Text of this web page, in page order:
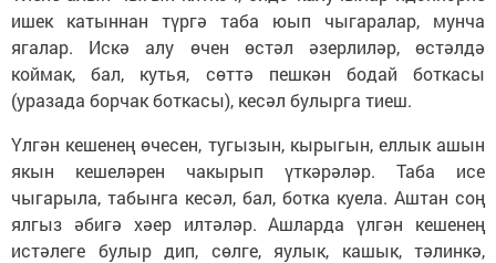
ишек катыннан түргә таба юып чыгаралар, мунча
ягалар. Искә алу өчен өстәл әзерлиләр, өстәлдә
коймак, бал, кутья, сөттә пешкән бодай боткасы
(уразада борчак боткасы), кесәл булырга тиеш.
Үлгән кешенең өчесен, тугызын, кырыгын, еллык ашын
якын кешеләрен чакырып үткәрәләр. Таба исе
чыгарыла, табынга кесәл, бал, ботка куела. Аштан соң
ялгыз әбигә хәер илтәләр. Ашларда үлгән кешенең
истәлеге булыр дип, сөлге, яулык, кашык, тәлинкә,